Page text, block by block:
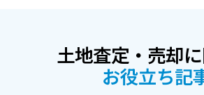
土地査定・売却
お役立ち記